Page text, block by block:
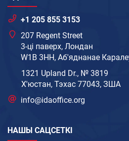
+1 205 855 3153
207 Regent Street
3-ці паверх, Лондан
W1B 3HH, Аб'яднанае
1321 Upland Dr., № 3819
Х'юстан, Тэхас 77043, ЗША
info@idaoffice.org
НАШЫ САЦСЕТКІ